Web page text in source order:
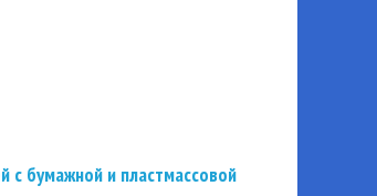
бумажной и пластмассовой